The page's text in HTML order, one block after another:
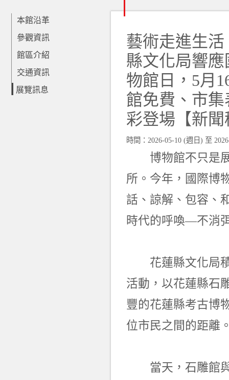
本館沿革
參觀資訊
館區介紹
交通資訊
展覽訊息
藝術走進生活
縣文化局響應
物館日，5月
館免費、市集
彩登場【新聞
時間： 2026-05-10 (週日) 至
博物館不只是展
所。今年，國際博
話、諒解、包容、
時代的呼喚—不消
花蓮縣文化局積
活動，以花蓮縣石
豐的花蓮縣考古博
位市民之間的距離
當天，石雕館與